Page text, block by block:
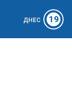
ДНЕС 19